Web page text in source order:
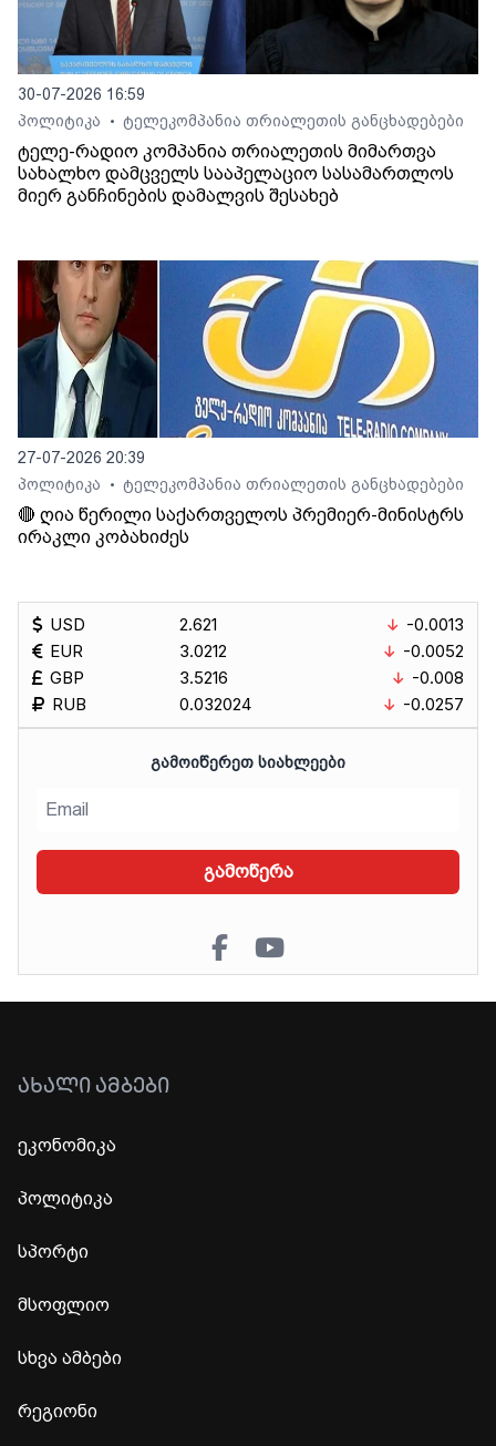
30-07-2026 16:59
პოლიტიკა
• ტელეკომპანია თრიალეთის განცხადებები
ტელე-რადიო კომპანია თრიალეთის მიმართვა
სახალხო დამცველს სააპელაციო სასამართლოს
მიერ განჩინების დამალვის შესახებ
27-07-2026 20:39
პოლიტიკა
• ტელეკომპანია თრიალეთის განცხადებები
🔴 ღია წერილი საქართველოს პრემიერ-მინისტრს
ირაკლი კობახიძეს
USD
EUR
GBP
RUB
2.621
3.0212
3.5216
0.032024
-0.0013
-0.0052
-0.008
-0.0257
ᲒᲐᲛᲝᲘᲬᲔᲠᲔᲗ ᲡᲘᲐᲮᲚᲔᲔᲑᲘ
გამოწერა
ᲐᲮᲐᲚᲘ ᲐᲛᲑᲔᲑᲘ
ეკონომიკა
პოლიტიკა
სპორტი
მსოფლიო
სხვა ამბები
რეგიონი